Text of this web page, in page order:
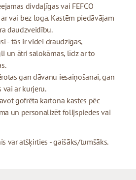
divdaļīgas vai FEFCO
vai bez loga. Kastēm piedāvājam
daudzveidību.
- tās ir videi draudzīgas,
un ātri salokāmas, līdz ar to
gan dāvanu iesaiņošanai, gan
vai ar kurjeru.
gofrēta kartona kastes pēc
un personalizēt folijspiedes vai
var atšķirties - gaišāks/tumšāks.